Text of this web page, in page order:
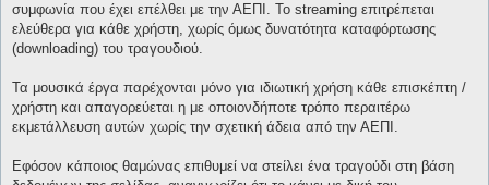
συμφωνία που έχει επέλθει με την ΑΕΠΙ. Το streaming επιτρέπεται
ελεύθερα για κάθε χρήστη, χωρίς όμως δυνατότητα καταφόρτωσης
(downloading) του τραγουδιού.
Τα μουσικά έργα παρέχονται μόνο για ιδιωτική χρήση κάθε επισκέπτη /
χρήστη και απαγορεύεται η με οποιονδήποτε τρόπο περαιτέρω
εκμετάλλευση αυτών χωρίς την σχετική άδεια από την ΑΕΠΙ.
Εφόσον κάποιος θαμώνας επιθυμεί να στείλει ένα τραγούδι στη βάση